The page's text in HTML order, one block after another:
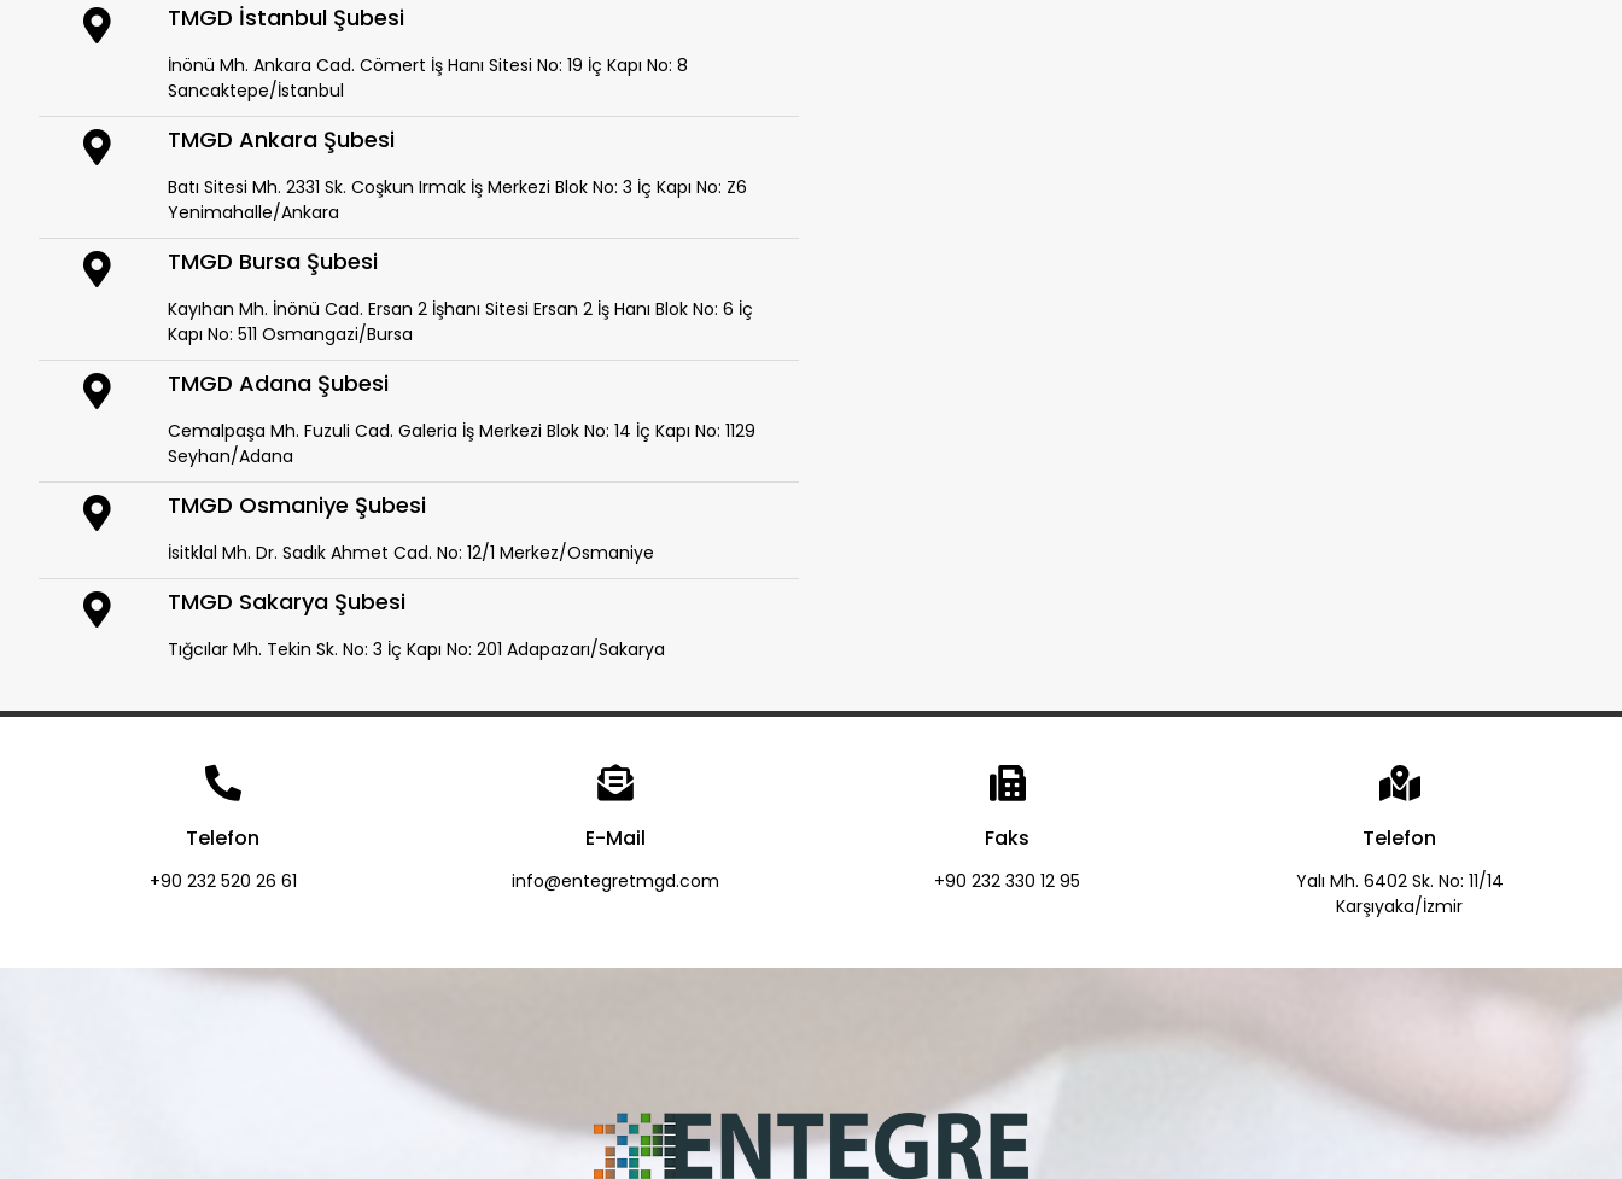
TMGD İstanbul Şubesi
İnönü Mh. Ankara Cad. Cömert İş Hanı Sitesi No: 19 İç Kapı No: 8
Sancaktepe/İstanbul
TMGD Ankara Şubesi
Batı Sitesi Mh. 2331 Sk. Coşkun Irmak İş Merkezi Blok No: 3 İç Kapı No: Z6
Yenimahalle/Ankara
TMGD Bursa Şubesi
Kayıhan Mh. İnönü Cad. Ersan 2 İşhanı Sitesi Ersan 2 İş Hanı Blok No: 6 İç
Kapı No: 511 Osmangazi/Bursa
TMGD Adana Şubesi
Cemalpaşa Mh. Fuzuli Cad. Galeria İş Merkezi Blok No: 14 İç Kapı No: 1129
Seyhan/Adana
TMGD Osmaniye Şubesi
İsitklal Mh. Dr. Sadık Ahmet Cad. No: 12/1 Merkez/Osmaniye
TMGD Sakarya Şubesi
Tığcılar Mh. Tekin Sk. No: 3 İç Kapı No: 201 Adapazarı/Sakarya
Telefon
+90 232 520 26 61
E-Mail
info@entegretmgd.com
Faks
+90 232 330 12 95
Telefon
Yalı Mh. 6402 Sk. No: 11/14
Karşıyaka/İzmir